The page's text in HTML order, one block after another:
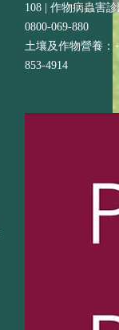
108 | 作物病蟲害
0800-069-880
土壤及作物營養：
853-4914